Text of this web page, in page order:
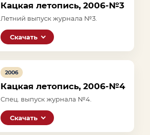
Кацкая летопись, 2006-№3
Летний выпуск журнала №3.
Скачать
2006
Кацкая летопись, 2006-№4
Спец. выпуск журнала №4.
Скачать